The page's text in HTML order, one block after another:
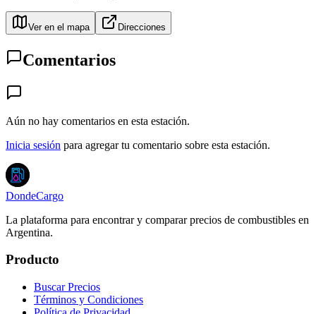
Ver en el mapa Direcciones
Comentarios
Aún no hay comentarios en esta estación.
Inicia sesión para agregar tu comentario sobre esta estación.
DondeCargo
La plataforma para encontrar y comparar precios de combustibles en
Argentina.
Producto
Buscar Precios
Términos y Condiciones